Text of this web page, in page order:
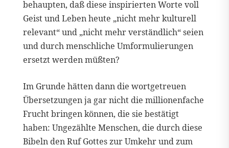
behaupten, daß diese inspirierten Worte voll
Geist und Leben heute „nicht mehr kulturell
relevant“ und „nicht mehr verständlich“ seien
und durch menschliche Umformulierungen
ersetzt werden müßten?
Im Grunde hätten dann die wortgetreuen
Übersetzungen ja gar nicht die millionenfache
Frucht bringen können, die sie bestätigt
haben: Ungezählte Menschen, die durch diese
Bibeln den Ruf Gottes zur Umkehr und zum